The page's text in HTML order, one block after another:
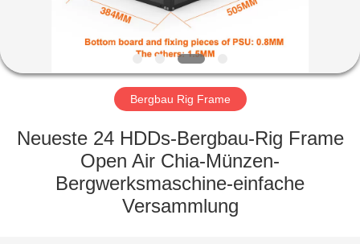
FABRIK-
QUALITÄTSKONTROLLE
Bergbau Rig Frame
Neueste 24 HDDs-Bergbau-Rig Frame
Open Air Chia-Münzen-
Bergwerksmaschine-einfache
Versammlung